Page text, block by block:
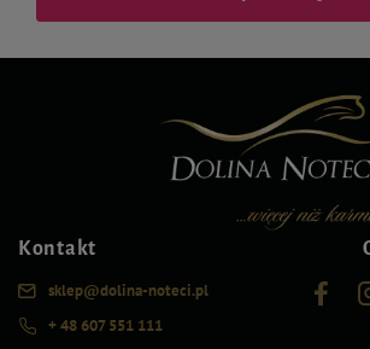
Kontakt
sklep@dolina-noteci.pl
+ 48 607 551 111